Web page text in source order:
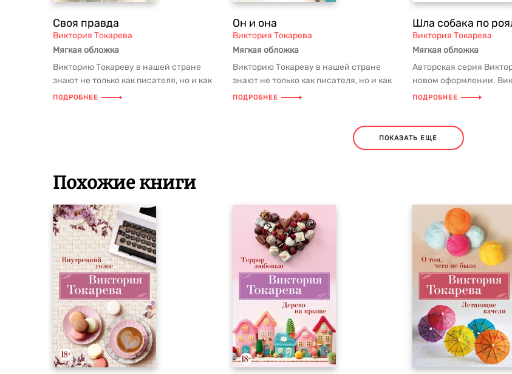
Своя правда
Виктория Токарева
Мягкая обложка
Викторию Токареву в нашей стране
знают не только как писателя, но и как
автора сценариев к культовым...
ПОДРОБНЕЕ
Он и она
Виктория Токарева
Мягкая обложка
Викторию Токареву в нашей стране
знают не только как писателя, но и как
автора сценариев к культовым...
ПОДРОБНЕЕ
Шла собака по
Виктория Токарева
Мягкая обложка
Авторская серия
новом оформлении.
в нашей стране знают
ПОДРОБНЕЕ
ПОКАЗАТЬ ЕЩЕ
Похожие книги